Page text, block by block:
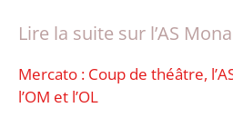
Lire la suite sur l’AS
Mercato : Coup de théâtre,
l’OM et l’OL